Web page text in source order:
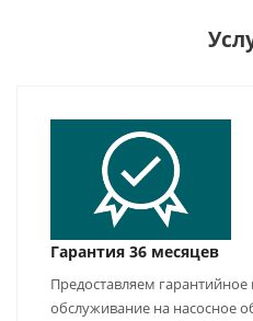
Гарантия 36 месяцев
Предоставляем гарантийное
обслуживание на насосное